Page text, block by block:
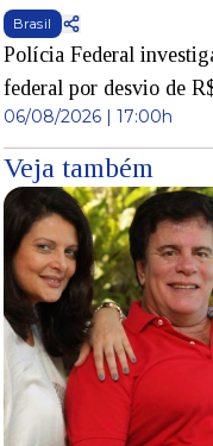
Brasil
Polícia Federal
federal por desvio de
06/08/2026 | 17:00h
Veja também